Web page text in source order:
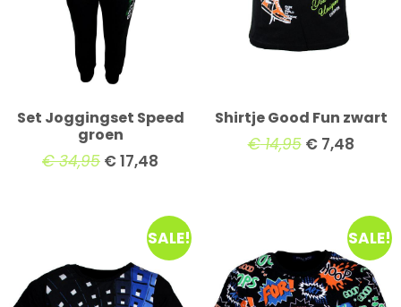
Set Joggingset Speed
groen
€34,95 €17,48
Shirtje Good Fun zwart
€14,95 €7,48
SALE! SALE!